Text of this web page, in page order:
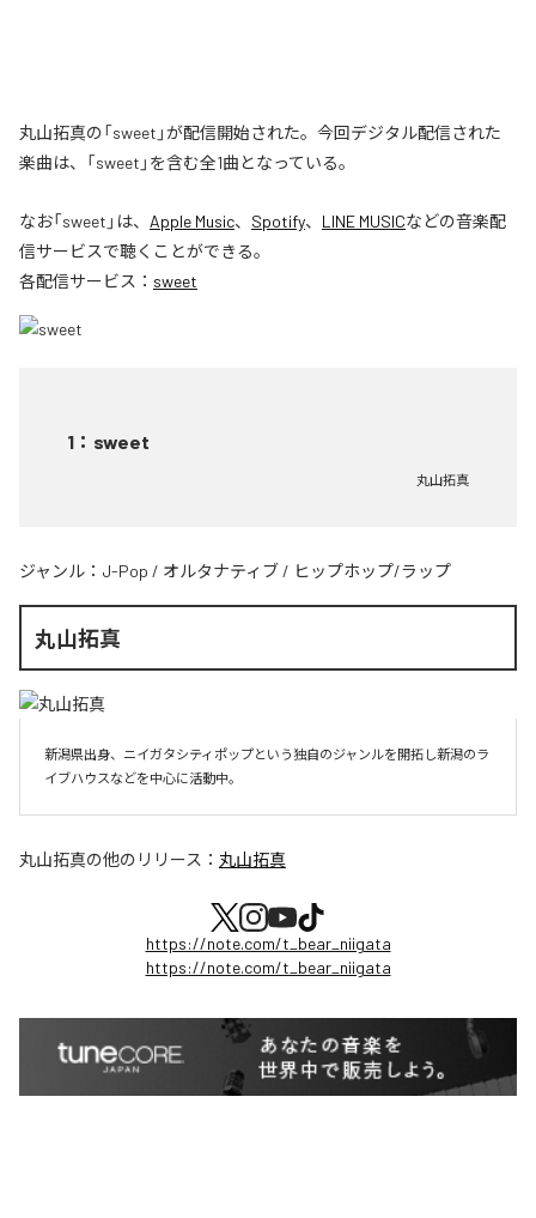
丸山拓真の「sweet」が配信開始された。今回デジタル配信された
楽曲は、「sweet」を含む全1曲となっている。
なお「sweet 」は、 Apple Music、 Spotify、 LINE MUSICなどの音楽配
信サービスで聴くことができる。
各配信サービス： sweet
1 ： sweet
丸山拓真
ジャンル： J-Pop / オルタナティブ / ヒップホップ/ラップ
丸山拓真
新潟県出身、ニイガタシティポップという独自のジャンルを開拓し新潟のラ
イブハウスなどを中心に活動中。
丸山拓真の他のリリース： 丸山拓真
https://note.com/t_bear_niigata
https://note.com/t_bear_niigata